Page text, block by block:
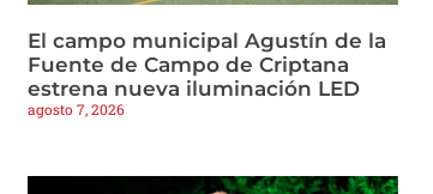
El campo municipal Agustín de la
Fuente de Campo de Criptana
estrena nueva iluminación LED
agosto 7, 2026